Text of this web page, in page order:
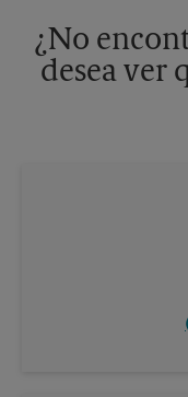
¿No
desea ver